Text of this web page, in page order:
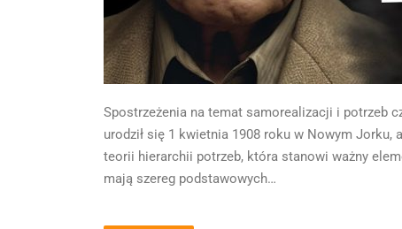
Spostrzeżenia na temat samorealizacji i potrzeb
urodził się 1 kwietnia 1908 roku w Nowym Jorku,
teorii hierarchii potrzeb, która stanowi ważny
mają szereg podstawowych…